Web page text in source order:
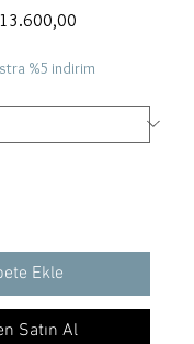
%5 indirim
Ekle
Satın Al